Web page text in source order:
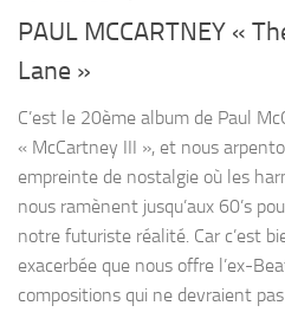
PAUL MCCARTNEY «
Lane »
C’est le 20ème album de Paul
« McCartney III », et nous
empreinte de nostalgie où les
nous ramènent jusqu’aux 60’s
notre futuriste réalité. Car c’est
exacerbée que nous offre l’ex-
compositions qui ne devraient